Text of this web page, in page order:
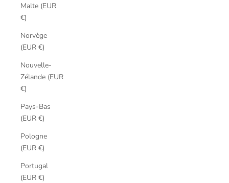
Malte (EUR
€)
Norvège
(EUR €)
Nouvelle-
Zélande (EUR
€)
Pays-Bas
(EUR €)
Pologne
(EUR €)
Portugal
(EUR €)